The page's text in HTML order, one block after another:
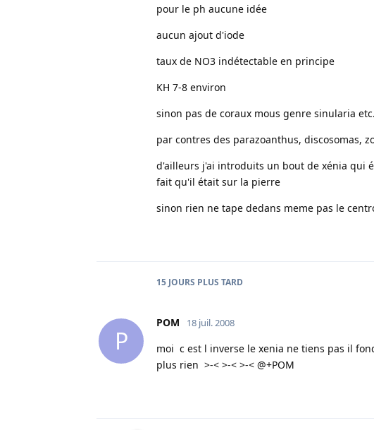
pour le ph aucune idée
aucun ajout d'iode
taux de NO3 indétectable en principe
KH 7-8 environ
sinon pas de coraux mous genre sinularia
par contres des parazoanthus, discosomas,
d'ailleurs j'ai introduits un bout de xénia qui
fait qu'il était sur la pierre
sinon rien ne tape dedans meme pas le
15 JOURS PLUS TARD
P
POM 18 juil. 2008
moi c est l inverse le xenia ne tiens pas il
plus rien >-< >-< >-< @+POM